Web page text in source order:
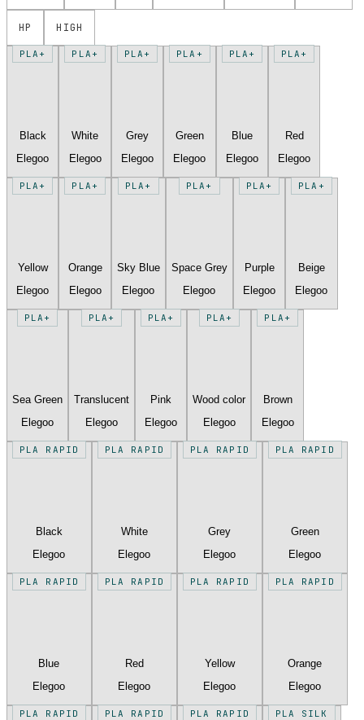
HP HIGH
PLA+
Black
Elegoo
PLA+
White
Elegoo
PLA+
Grey
Elegoo
PLA+
Green
Elegoo
PLA+
Blue
Elegoo
PLA+
Red
Elegoo
PLA+
Yellow
Elegoo
PLA+
Orange
Elegoo
PLA+
Sky Blue
Elegoo
PLA+
Space Grey
Elegoo
PLA+
Purple
Elegoo
PLA+
Beige
Elegoo
PLA+
Sea Green
Elegoo
PLA+
Translucent
Elegoo
PLA+
Pink
Elegoo
PLA+
Wood color
Elegoo
PLA+
Brown
Elegoo
PLA RAPID
Black
Elegoo
PLA RAPID
White
Elegoo
PLA RAPID
Grey
Elegoo
PLA RAPID
Green
Elegoo
PLA RAPID
Blue
Elegoo
PLA RAPID
Red
Elegoo
PLA RAPID
Yellow
Elegoo
PLA RAPID
Orange
Elegoo
PLA RAPID PLA RAPID PLA RAPID PLA SILK